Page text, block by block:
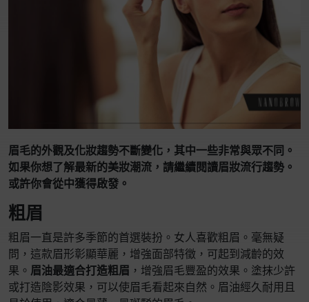
眉毛的外觀及化妝趨勢不斷變化，其中一些非常與眾不同。
如果你想了解最新的美妝潮流，請繼續閱讀眉妝流行趨勢。
或許你會從中獲得啟發。
粗眉
粗眉一直是許多季節的首選裝扮。女人喜歡粗眉。毫無疑
問，這款眉形彰顯華麗，增強面部特徵，可起到減齡的效
果。 眉油最適合打造粗眉 ，增強眉毛豐盈的效果。塗抹少許
或打造陰影效果，可以使眉毛看起來自然。眉油經久耐用且